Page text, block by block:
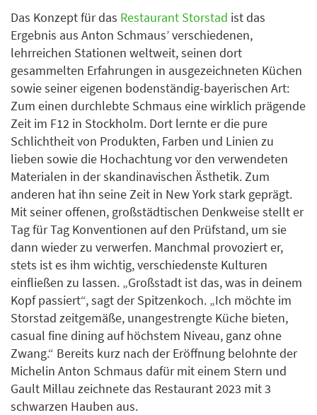
Das Konzept für das Restaurant Storstad ist das
Ergebnis aus Anton Schmaus’ verschiedenen,
lehrreichen Stationen weltweit, seinen dort
gesammelten Erfahrungen in ausgezeichneten Küchen
sowie seiner eigenen bodenständig-bayerischen Art:
Zum einen durchlebte Schmaus eine wirklich prägende
Zeit im F12 in Stockholm. Dort lernte er die pure
Schlichtheit von Produkten, Farben und Linien zu
lieben sowie die Hochachtung vor den verwendeten
Materialen in der skandinavischen Ästhetik. Zum
anderen hat ihn seine Zeit in New York stark geprägt.
Mit seiner offenen, großstädtischen Denkweise stellt er
Tag für Tag Konventionen auf den Prüfstand, um sie
dann wieder zu verwerfen. Manchmal provoziert er,
stets ist es ihm wichtig, verschiedenste Kulturen
einfließen zu lassen. „Großstadt ist das, was in deinem
Kopf passiert“, sagt der Spitzenkoch. „Ich möchte im
Storstad zeitgemäße, unangestrengte Küche bieten,
casual fine dining auf höchstem Niveau, ganz ohne
Zwang.“ Bereits kurz nach der Eröffnung belohnte der
Michelin Anton Schmaus dafür mit einem Stern und
Gault Millau zeichnete das Restaurant 2023 mit 3
schwarzen Hauben aus.